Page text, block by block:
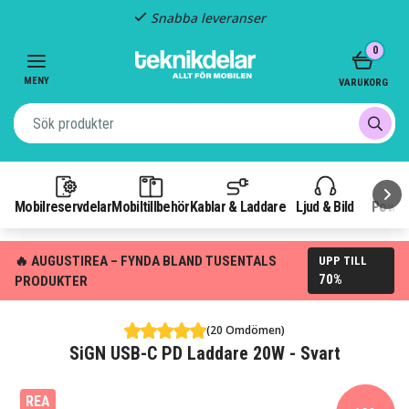
Snabba leveranser
MENY
MobilreservdelarMobiltillbehör Kablar & Laddare Ljud & Bild
0
VARUKORG
🔥 AUGUSTIREA – FYNDA BLAND TUSENTALS
PRODUKTER
UPP TILL
70%
(20 Omdömen)
SiGN USB-C PD Laddare 20W - Svart
REA